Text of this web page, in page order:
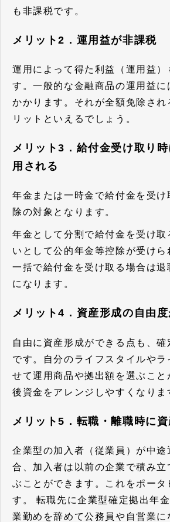
も非課税です。
メリット2．運用益が非課税
運用によって得た利益（運用益）
す。一般的な金融商品の運用益に
かかります。それが全額免除され
リットといえるでしょう。
メリット3．給付金受け取り
用される
年金または一時金で給付金を受け
除の対象 となります。
年金として分割で給付金を受け取
いとして公的年金等控除が受けら
一括で給付金を受け取る場合は退
になります。
メリット4．資産形成の自由
自由に資産形成ができる点も、確
です。自分のライフスタイルやラ
せて運用商品や拠出額を選ぶこと
後資金をアレンジしやすくなりま
メリット5．転職・離職時に
企業型の加入者（従業員）が中途
合、加入者は以前の企業で積み立
ぶことができます。これをポータ
す。 転職先に企業型確定拠出年
業勤めを辞めて公務員や自営業に